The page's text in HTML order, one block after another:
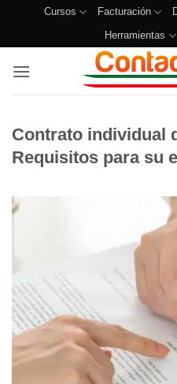
Cursos Facturación
Herramientas
Contrato individual
Requisitos para su